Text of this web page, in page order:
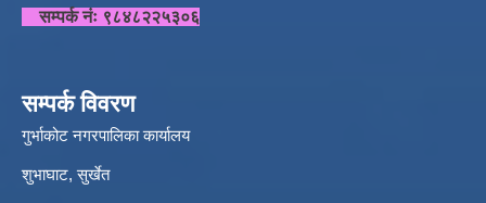
सम्पर्क नंः ९८४८२२५३०६
सम्पर्क विवरण
गुर्भाकोट नगरपालिका कार्यालय
शुभाघाट, सुर्खेत